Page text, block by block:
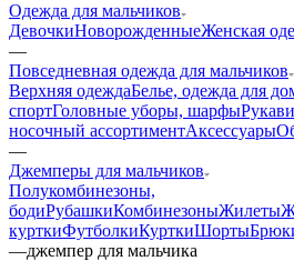
Одежда для мальчиков
ДевочкиНоворожденныеЖенская
—
Повседневная одежда для мальчиков
Верхняя одеждаБелье, одежда для
спортГоловные уборы, шарфы
носочный ассортиментАксессуары
—
Джемперы для мальчиков
Полукомбинезоны,
бодиРубашкиКомбинезоныЖилеты
курткиФутболкиКурткиШорты
—джемпер для мальчика